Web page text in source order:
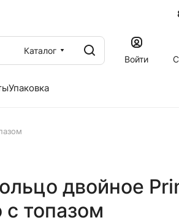
Каталог
Войти
Упаковка
двойное
топазом